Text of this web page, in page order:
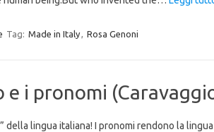
Tag: Made in Italy, Rosa Genoni
e i pronomi
della lingua italiana! I pronomi rendono la